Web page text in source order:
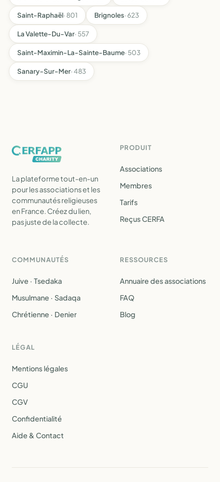
Saint-Raphaël· 801 Brignoles· 623
La Valette-Du-Var· 557
Saint-Maximin-La-Sainte-Baume· 503
Sanary-Sur-Mer· 483
La plateforme tout-en-un
pour les associations et les
communautés religieuses
en France. Créez du lien,
pas juste de la collecte.
PRODUIT
Associations
Membres
Tarifs
Reçus CERFA
COMMUNAUTÉS
Juive · Tsedaka
Musulmane · Sadaqa
Chrétienne · Denier
RESSOURCES
Annuaire des associations
FAQ
Blog
LÉGAL
Mentions légales
CGU
CGV
Confidentialité
Aide & Contact